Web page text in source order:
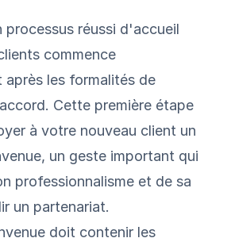
réussi d'accueil
commence
après les formalités de
. Cette première étape
à votre nouveau client un
un geste important qui
professionnalisme et de sa
un partenariat.
doit contenir les